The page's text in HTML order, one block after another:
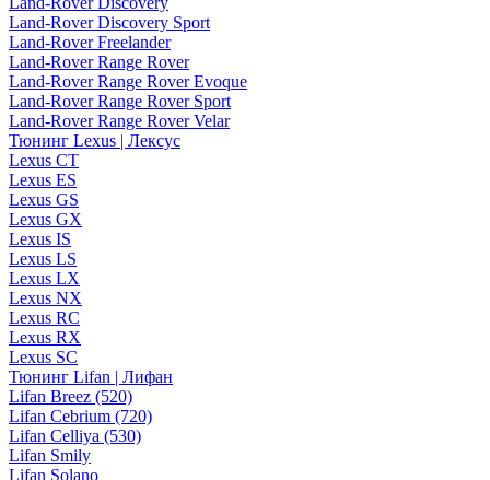
Land-Rover Discovery Sport
Land-Rover Freelander
Land-Rover Range Rover
Land-Rover Range Rover Evoque
Land-Rover Range Rover Sport
Land-Rover Range Rover Velar
Тюнинг Lexus | Лексус
Lexus CT
Lexus ES
Lexus GS
Lexus GX
Lexus IS
Lexus LS
Lexus LX
Lexus NX
Lexus RC
Lexus RX
Lexus SC
Тюнинг Lifan | Лифан
Lifan Breez (520)
Lifan Cebrium (720)
Lifan Celliya (530)
Lifan Smily
Lifan Solano